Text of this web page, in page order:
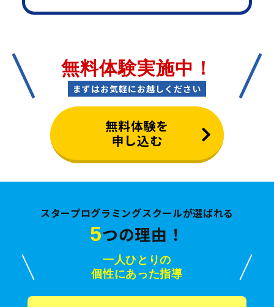
無料体験実施中！
まずはお気軽にお越しください
無料体験を
申し込む
スタープログラミングスクールが選ばれる
5つの理由！
一人ひとりの
個性にあった指導